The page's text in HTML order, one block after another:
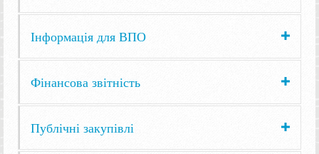
Інформація для ВПО
Фінансова звітність
Публічні закупівлі